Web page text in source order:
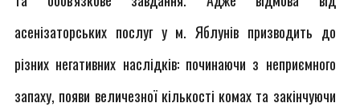
асенізаторських послуг у м. Яблунів призводить до
різних негативних наслідків: починаючи з неприємного
запаху, появи величезної кількості комах та закінчуючи